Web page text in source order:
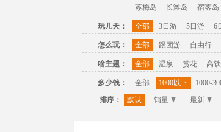
苏梅岛
长滩岛 宿雾岛
玩几天： 全部 3日游 5日游 6
怎么玩： 全部 跟团游 自由行
啥主题： 全部 温泉 赏花 高铁
多少钱： 全部 1000以下 1000-
排序：
默认 销量 最新